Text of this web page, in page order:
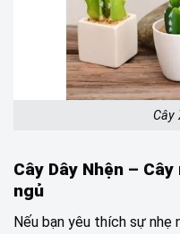
Cây
Cây Dây Nhện –
ngủ
Nếu bạn yêu thích sự nhẹ